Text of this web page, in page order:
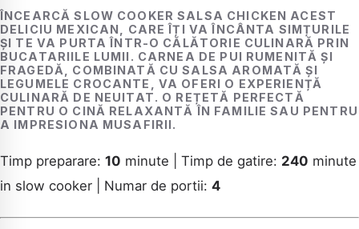
ÎNCEARCĂ SLOW COOKER SALSA CHICKEN ACEST
DELICIU MEXICAN, CARE ÎȚI VA ÎNCÂNTA SIMȚURILE
ȘI TE VA PURTA ÎNTR-O CĂLĂTORIE CULINARĂ PRIN
BUCATARIILE LUMII. CARNEA DE PUI RUMENITĂ ȘI
FRAGEDĂ, COMBINATĂ CU SALSA AROMATĂ ȘI
LEGUMELE CROCANTE, VA OFERI O EXPERIENȚĂ
CULINARĂ DE NEUITAT. O REȚETĂ PERFECTĂ
PENTRU O CINĂ RELAXANTĂ ÎN FAMILIE SAU PENTRU
A IMPRESIONA MUSAFIRII.
Timp preparare: 10 minute | Timp de gatire: 240 minute
in slow cooker | Numar de portii: 4